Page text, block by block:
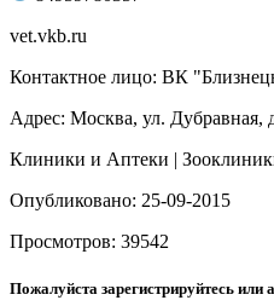
vet.vkb.ru
Контактное лицо: ВК
Адрес: Москва, ул. Дубравная,
Клиники и Аптеки |
Опубликовано: 25-09-2015
Просмотров: 39542
Пожалуйста зарегистрируйтесь или